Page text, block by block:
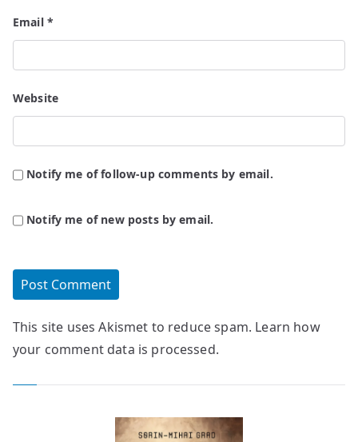
Email *
Website
Notify me of follow-up comments by email.
Notify me of new posts by email.
This site uses Akismet to reduce spam. Learn how
your comment data is processed.